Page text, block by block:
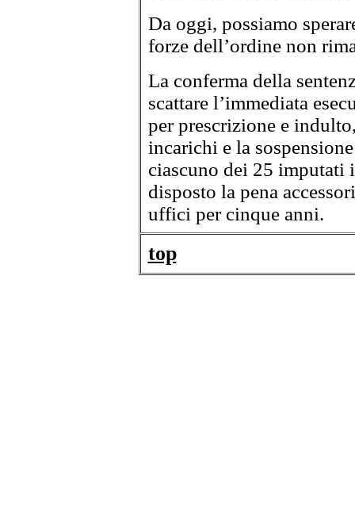
Da oggi, possiamo
forze dell’ordine non
La conferma della
scattare l’immediata
per prescrizione e
incarichi e la
ciascuno dei 25 imputati
disposto la pena
uffici per cinque anni.
top